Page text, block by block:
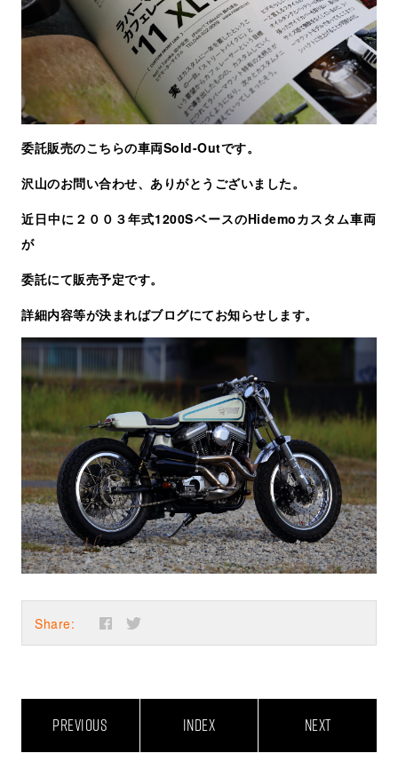
委託販売のこちらの車両Sold-Outです。
沢山のお問い合わせ、ありがとうございました。
近日中に２００３年式1200SベースのHidemoカスタム車両
が
委託にて販売予定です。
詳細内容等が決まればブログにてお知らせします。
Share:
PREVIOUS INDEX NEXT